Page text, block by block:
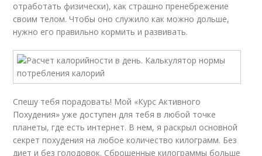
отработать физически), как страшно пренебрежение
своим телом. Чтобы оно служило как можно дольше,
нужно его правильно кормить и развивать.
Спешу тебя порадовать! Мой «Курс Активного
Похудения» уже доступен для тебя в любой точке
планеты, где есть интернет. В нем, я раскрыл основной
секрет похудения на любое количество килограмм. Без
диет и без голодовок. Сброшенные килограммы больше